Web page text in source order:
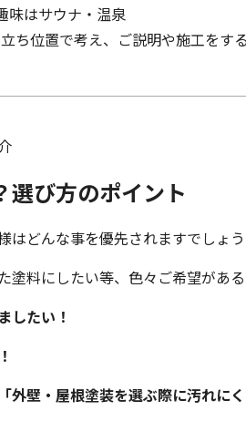
はサウナ・温泉
ち位置で考え、ご説明や施工をす
選び方のポイント
はどんな事を優先されますでしょう
料にしたい等、色々ご希望がある
したい！
「外壁・屋根塗装を選ぶ際に汚れに